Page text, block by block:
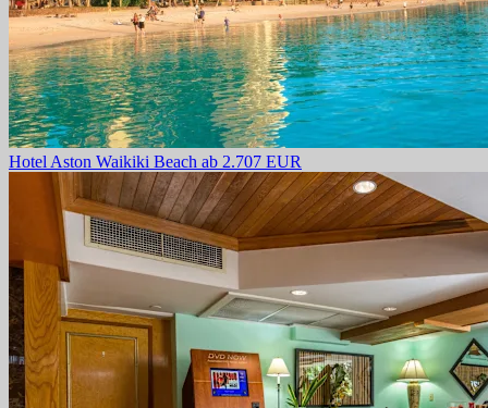
Hotel Aston Waikiki Beach ab 2.707 EUR